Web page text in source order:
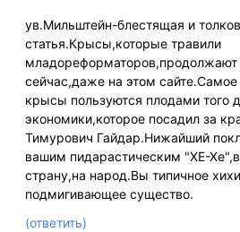
ув.Мильштейн-блестящая и
статья.Крысы,которые травили
младореформаторов,продолжают
сейчас,даже на этом сайте.Самое
крысы пользуются плодами того
экономики,которое посадил за
Тимурович Гайдар.Нижайший
вашим пидарастическим "ХЕ-
страну,на народ.Вы типичное
подмигивающее существо.
(ответить)